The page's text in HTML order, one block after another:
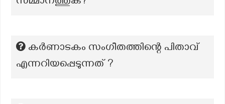
കർണാടകം സംഗീതത്തിന്റെ പിതാവ്
എന്നറിയപ്പെടുന്നത് ?